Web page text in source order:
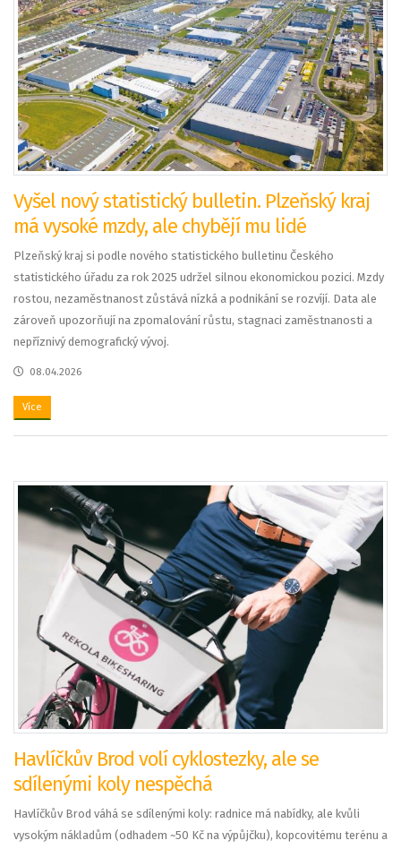
Vyšel nový statistický bulletin. Plzeňský kraj
má vysoké mzdy, ale chybějí mu lidé
Plzeňský kraj si podle nového statistického bulletinu Českého
statistického úřadu za rok 2025 udržel silnou ekonomickou pozici. Mzdy
rostou, nezaměstnanost zůstává nízká a podnikání se rozvíjí. Data ale
zároveň upozorňují na zpomalování růstu, stagnaci zaměstnanosti a
nepříznivý demografický vývoj.
08.04.2026
Více
Havlíčkův Brod volí cyklostezky, ale se
sdílenými koly nespěchá
Havlíčkův Brod váhá se sdílenými koly: radnice má nabídky, ale kvůli
vysokým nákladům (odhadem ~50 Kč na výpůjčku), kopcovitému terénu a